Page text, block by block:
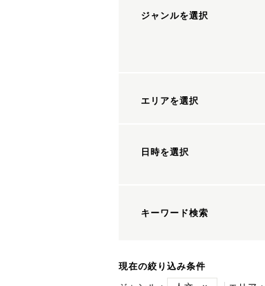
ジャンルを選択
エリアを選択
日時を選択
キーワード検索
現在の絞り込み条件